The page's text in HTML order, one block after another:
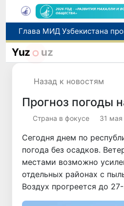
Yuz uz
Назад к новостям
Прогноз погоды
Страна в фокусе 31
Сегодня днем по
погода без осадков.
местами возможно
отдельных районах с
Воздух прогреется до